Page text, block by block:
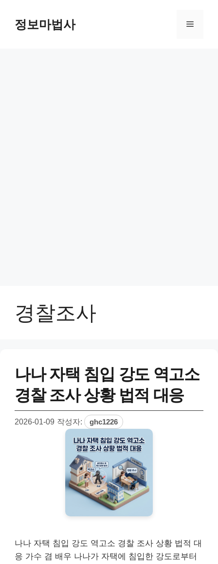
정보마법사 메
경찰조사
나나 자택 침입 강도 역고소
경찰 조사 상황 법적 대응
2026-01-09 작성자: ghc1226
나나 자택 침입 강도 역고소 경찰 조사 상황 법적 대
응 가수 겸 배우 나나가 자택에 침입한 강도로부터